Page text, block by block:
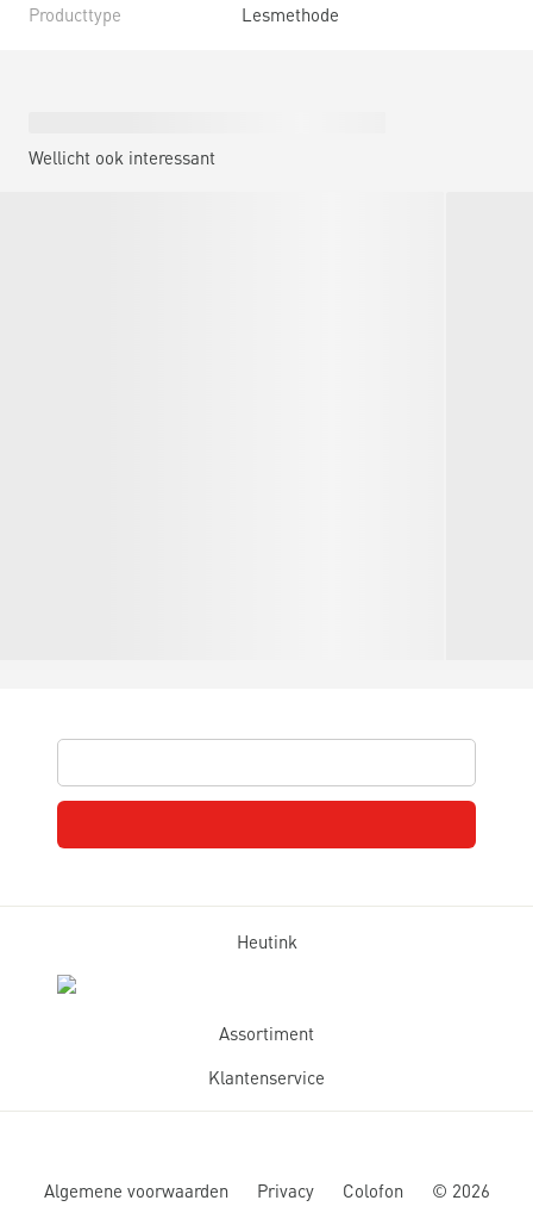
Producttype Lesmethode
Wellicht ook interessant
Heutink
Assortiment
Klantenservice
Algemene voorwaarden Privacy Colofon © 2026